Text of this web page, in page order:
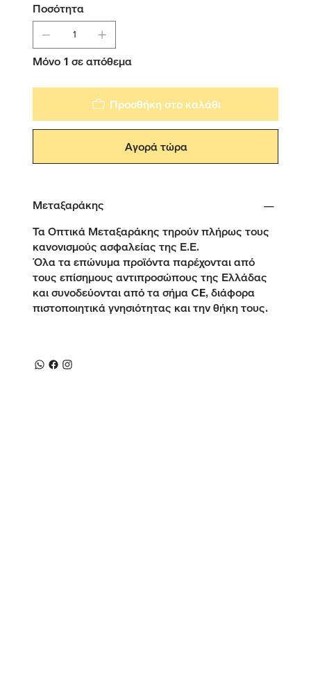
Ποσότητα
Μόνο 1 σε απόθεμα
Προσθήκη στο καλάθι
Αγορά τώρα
Μεταξαράκης
Τα Οπτικά Μεταξαράκης τηρούν πλήρως τους
κανονισμούς ασφαλείας της Ε.Ε.
Όλα τα επώνυμα προϊόντα παρέχονται από
τους επίσημους αντιπροσώπους της Ελλάδας
και συνοδεύονται από τα σήμα CE, διάφορα
πιστοποιητικά γνησιότητας και την θήκη τους.